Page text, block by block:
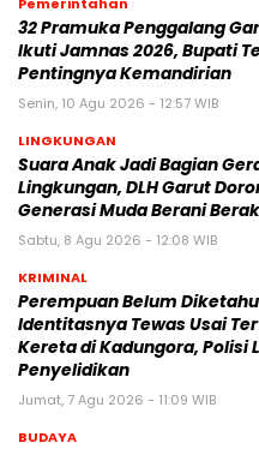
Pemerintahan
32 Pramuka Penggalang
Ikuti Jamnas 2026, Bupati
Pentingnya Kemandirian
Senin, 10 Agu 2026 - 12:57 WIB
LINGKUNGAN
Suara Anak Jadi Bagian
Lingkungan, DLH Garut
Generasi Muda Berani
Sabtu, 8 Agu 2026 - 12:08 WIB
KRIMINAL
Perempuan Belum
Identitasnya Tewas Usai
Kereta di Kadungora, Polisi
Penyelidikan
Jumat, 7 Agu 2026 - 11:09 WIB
BUDAYA